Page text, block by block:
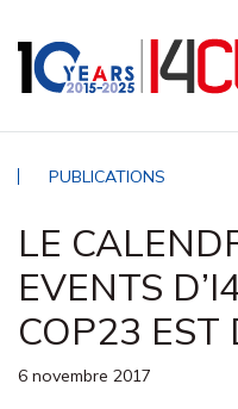
PUBLICATIONS
LE
EVENTS
COP23 EST
6 novembre 2017